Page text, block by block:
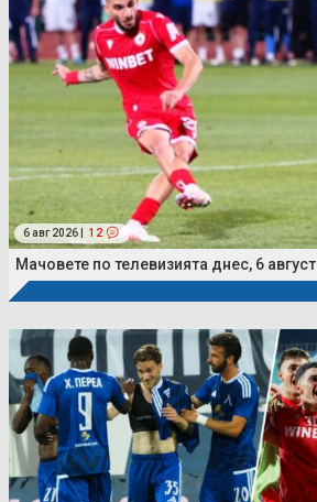
6 авг 2026 | 12
Мачовете по телевизията днес, 6 август